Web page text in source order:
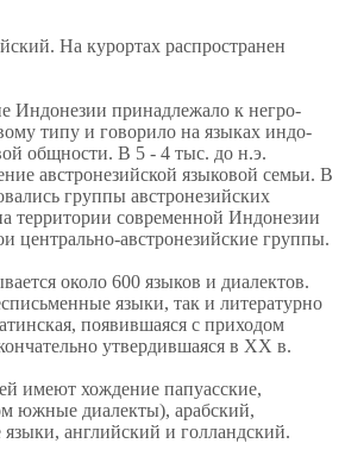
На курортах распространен
Индонезии принадлежало к негро-
типу и говорило на языках индо-
общности. В 5 - 4 тыс. до н.э.
австронезийской языковой семьи. В
группы австронезийских
территории современной Индонезии
центрально-австронезийские группы.
около 600 языков и диалектов.
языки, так и литературно
появившаяся с приходом
утвердившаяся в XX в.
имеют хождение папуасские,
южные диалекты), арабский,
английский и голландский.